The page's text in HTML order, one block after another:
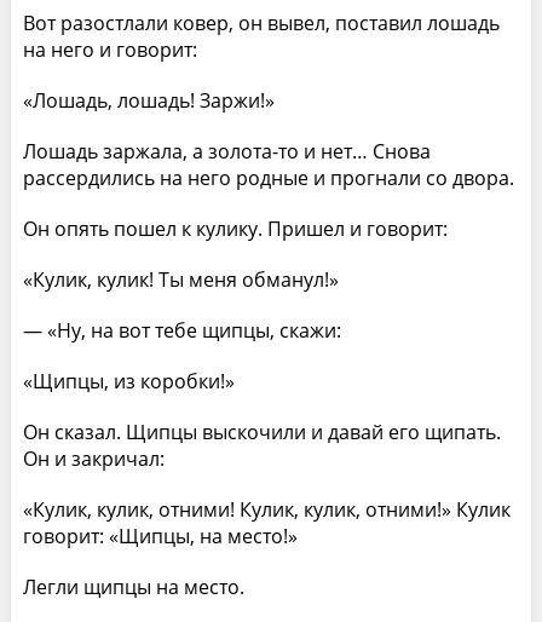
Вот разостлали ковер, он вывел, поставил лошадь
на него и говорит:
«Лошадь, лошадь! Заржи!»
Лошадь заржала, а золота-то и нет… Снова
рассердились на него родные и прогнали со двора.
Он опять пошел к кулику. Пришел и говорит:
«Кулик, кулик! Ты меня обманул!»
— «Ну, на вот тебе щипцы, скажи:
«Щипцы, из коробки!»
Он сказал. Щипцы выскочили и давай его щипать.
Он и закричал:
«Кулик, кулик, отними! Кулик, кулик, отними!» Кулик
говорит: «Щипцы, на место!»
Легли щипцы на место.